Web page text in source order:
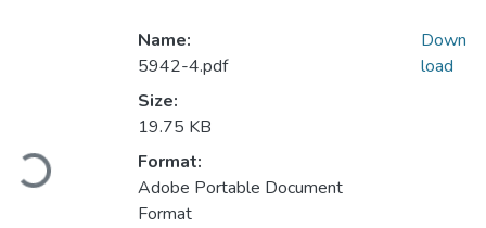
Loading...
Name:
5942-4.pdf
Size:
19.75 KB
Format:
Adobe Portable Document
Format
Down
load